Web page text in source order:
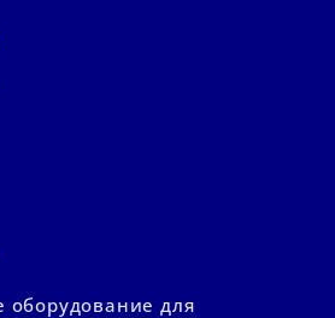
оборудование для